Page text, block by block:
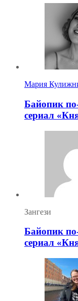
Мария
Байопик
сериал
Зангези
Байопик
сериал